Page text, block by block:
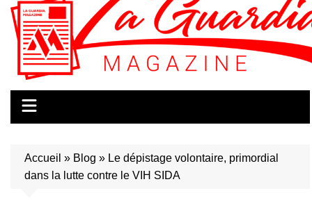
Accueil » Blog » Le dépistage volontaire, primordial
dans la lutte contre le VIH SIDA